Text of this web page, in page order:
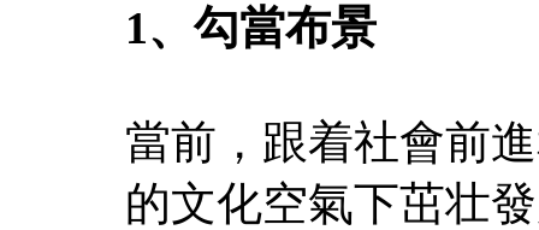
1、勾當布景
當前，跟着社會前
的文化空氣下茁壮